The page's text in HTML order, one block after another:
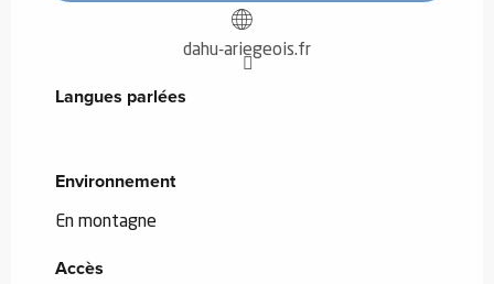
dahu-ariegeois.fr
Langues parlées
Langues parlées
Environnement
Environnement
En montagne
Accès
Accès